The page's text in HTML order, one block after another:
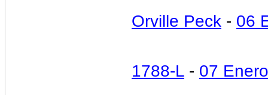
Orville Peck - 06
1788-L - 07 Enero